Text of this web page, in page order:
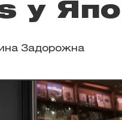
у
Задорожна